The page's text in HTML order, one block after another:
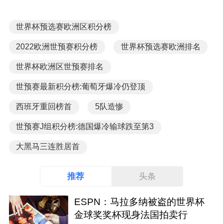
世界杯预选赛欧洲区积分榜
2022欧洲世预赛积分榜 世界杯预选赛欧洲排名
世界杯欧洲区世预赛排名
世预赛最新积分榜:葡萄牙爆冷仍登顶
西班牙重回榜首 5队造惨
世预赛J组积分榜:德国爆冷输球跌至第3
大黑马三连胜居首
推荐 头条
ESPN：马拉多纳被盗的世界杯
金球奖奖杯现身法国拍卖行